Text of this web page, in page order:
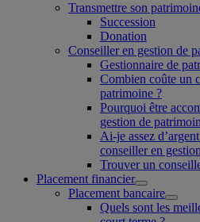
Transmettre son
Succession
Donation
Conseiller en gestion de
Gestionnaire de
Combien coûte un
patrimoine ?
Pourquoi être
gestion de
Ai-je assez
conseiller en
Trouver un
Placement financier
Placement bancaire
Quels sont les